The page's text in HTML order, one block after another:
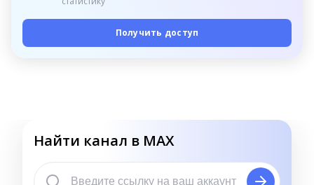
Получить доступ
Найти канал в MAX